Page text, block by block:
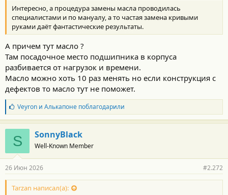
Интересно, а процедура замены масла проводилась
специалистами и по мануалу, а то частая замена кривыми
руками даёт фантастические результаты.
А причем тут масло ?
Там посадочное место подшипника в корпуса
разбивается от нагрузок и времени.
Масло можно хоть 10 раз менять но если конструкция с
дефектов то масло тут не поможет.
Б
л
а
г
о
д
а
н
о
с
Veyronи Алькапонепоблагодарили
S SonnyBlack
Well-Known Member
26 Июн 2026 #2.272
Tarzan написал(а):